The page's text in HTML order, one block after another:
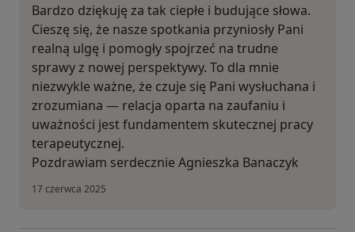
Bardzo dziękuję za tak ciepłe i budujące słowa.
Cieszę się, że nasze spotkania przyniosły Pani
realną ulgę i pomogły spojrzeć na trudne
sprawy z nowej perspektywy. To dla mnie
niezwykle ważne, że czuje się Pani wysłuchana i
zrozumiana — relacja oparta na zaufaniu i
uważności jest fundamentem skutecznej pracy
terapeutycznej.
Pozdrawiam serdecznie Agnieszka Banaczyk
17 czerwca 2025